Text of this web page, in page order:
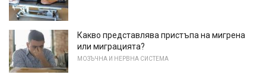
Какво представлява пристъпа на мигрена
или миграцията?
МОЗЪЧНА И НЕРВНА СИСТЕМА